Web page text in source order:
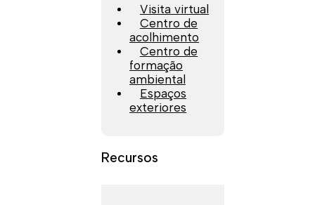
Visita virtual
Centro de
acolhimento
Centro de
formação
ambiental
Espaços
exteriores
Recursos